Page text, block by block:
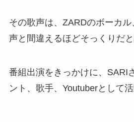
その歌声は、ZARDのボーカ
声と間違えるほどそっくりだと
番組出演をきっかけに、SARI
ント、歌手、Youtuberとして活